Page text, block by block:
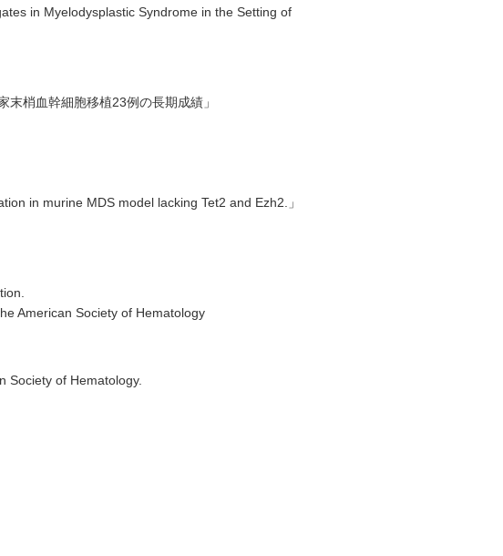
in Myelodysplastic Syndrome in the Setting of
梢血幹細胞移植23例の長期成績」
in murine MDS model lacking Tet2 and Ezh2.」
American Society of Hematology
of Hematology.